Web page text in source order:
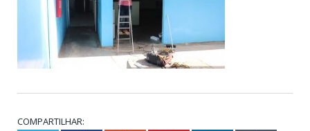
COMPARTILHAR: